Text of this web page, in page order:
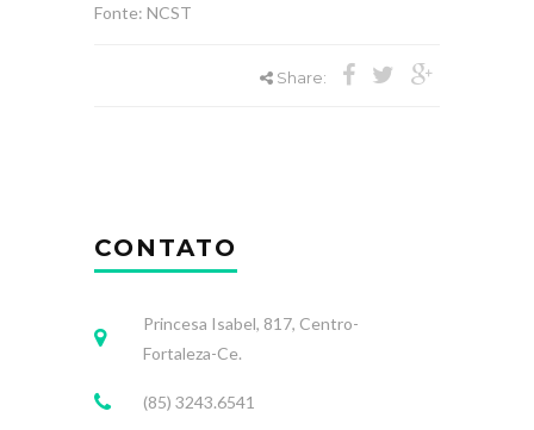
Fonte: NCST
Share:
CONTATO
Princesa Isabel, 817, Centro-
Fortaleza-Ce.
(85) 3243.6541